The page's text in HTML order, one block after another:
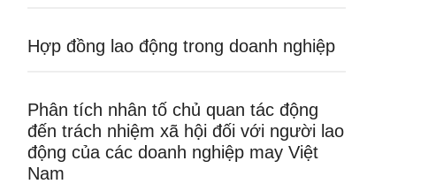
Hợp đồng lao động trong doanh nghiệp
Phân tích nhân tố chủ quan tác động
đến trách nhiệm xã hội đối với người lao
động của các doanh nghiệp may Việt
Nam